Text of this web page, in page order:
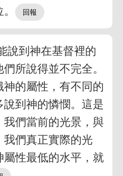
說到神在基督裡的
所說得並不完全。
的屬性，有不同的
說到神的憐憫。這是
我們當前的光景，與
們真正實際的光
性最低的水平，就